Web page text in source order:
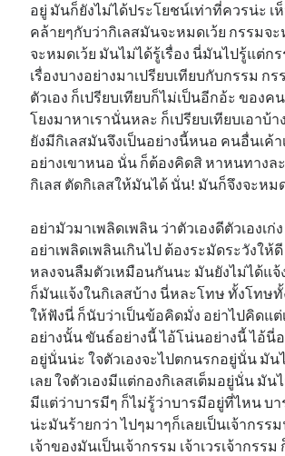
อยู่ มันก็ยังไม่ได้ประโยชน์เท่าที่ควรน่ะ เ
คล้ายๆกับว่ากิเลสมันจะหมดเว้ย กรรมจะ
จะหมดเว้ย มันไม่ได้รู้เรื่อง นี่มันไปรู้แต่ก
เรื่องบางอย่างมาเปรียบเทียบกับกรรม ก
ตัวเอง ก็เปรียบเทียบก็ไม่เป็นอีกอ้ะ ของค
โยงมาหาเรานั่นหละ ก็เปรียบเทียบเอาบ้า
ยังมีกิเลสมันจึงเป็นอย่างนี้หนอ คนอื่นเค้า
อย่างเขาหนอ นั่น ก็ต้องคิดสิ หาหนทางล
กิเลส ตัดกิเลสให้มันได้ นั่น! มันก็จึงจะหม
อย่ามัวมาเพลิดเพลิน ว่าตัวเองดีตัวเองเก่
อย่าเพลิดเพลินเกินไป ต้องระมัดระวังให้
หลงจนลืมตัวเหมือนกันนะ มันยังไม่ได้แจ้
ก็มันแจ้งในกิเลสบ้าง นี่หละโทษ ทั้งโทษ
ให้ฟังนี่ ก็นับว่าเป็นข้อคิดมั่ง อย่าไปคิดแต่
อย่างนั้น ขันธ์อย่างนี้ ไอ้โน่นอย่างนี้ ไอ้นี่
อยู่นั่นน่ะ ใจตัวเองจะไปตกนรกอยู่นั่น มัน
เลย ใจตัวเองมีแต่กองกิเลสเต็มอยู่นั่น มัน
มีแต่ว่าบารมีๆ ก็ไม่รู้ว่าบารมีอยู่ที่ไหน บา
น่ะมันร้ายกว่า ไปๆมาๆก็เลยเป็นเจ้ากรร
เจ้าของมันเป็นเจ้ากรรม เจ้าเวรเจ้ากรร